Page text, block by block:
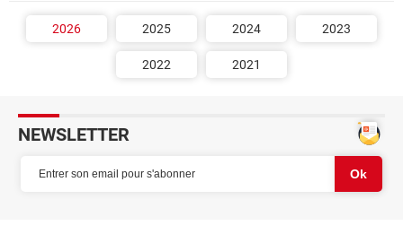
2026 2025 2024 2023
2022 2021
NEWSLETTER